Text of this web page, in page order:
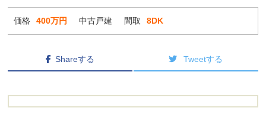
価格 400万円 中古戸建 間取 8DK
Shareする Tweetする